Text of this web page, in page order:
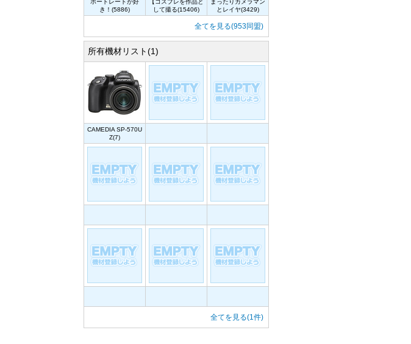
ポートレートが好
き！(5886)
【コスプレを作品と
して撮る(15406)
まったりカメラマン
とレイヤ(3429)
全てを見る(953同盟)
所有機材リスト(1)
CAMEDIA SP-570U
Z(7)
全てを見る(1件)